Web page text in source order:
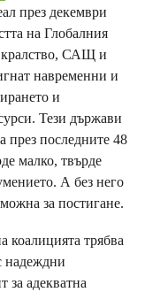
през декември
на Глобалния
кралство, САЩ и
навременни и
и
Тези държави
през последните 48
малко, твърде
А без него
за постигане.
коалицията трябва
надеждни
за адекватна